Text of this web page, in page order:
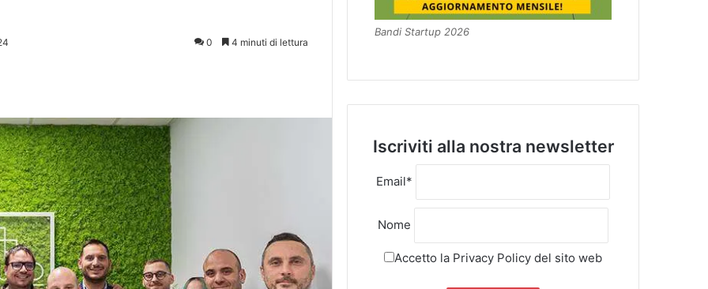
0 4 minuti di lettura
Bandi Startup 2026
Iscriviti alla nostra newsletter
Email*
Nome
Accetto la Privacy Policy del sito web